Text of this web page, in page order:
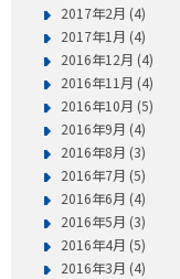
2017年2月 (4)
2017年1月 (4)
2016年12月 (4)
2016年11月 (4)
2016年10月 (5)
2016年9月 (4)
2016年8月 (3)
2016年7月 (5)
2016年6月 (4)
2016年5月 (3)
2016年4月 (5)
2016年3月 (4)